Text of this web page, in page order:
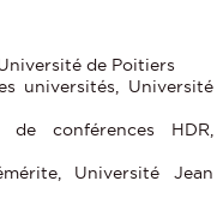
de Poitiers
universités, Université
de conférences HDR,
Université Jean